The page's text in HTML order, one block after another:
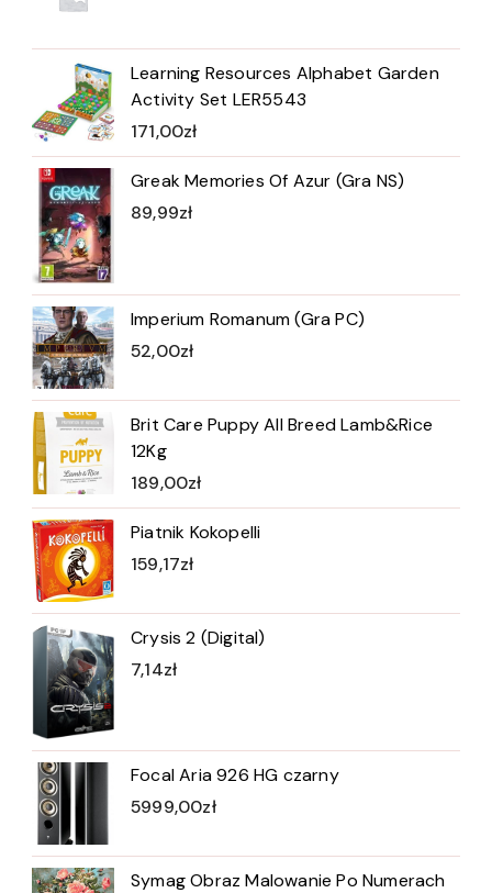
Learning Resources Alphabet Garden
Activity Set LER5543
171,00zł
Greak Memories Of Azur (Gra NS)
89,99zł
Imperium Romanum (Gra PC)
52,00zł
Brit Care Puppy All Breed Lamb&Rice
12Kg
189,00zł
Piatnik Kokopelli
159,17zł
Crysis 2 (Digital)
7,14zł
Focal Aria 926 HG czarny
5999,00zł
Symag Obraz Malowanie Po Numerach